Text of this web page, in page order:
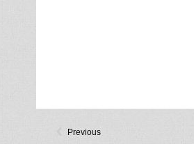
Previous